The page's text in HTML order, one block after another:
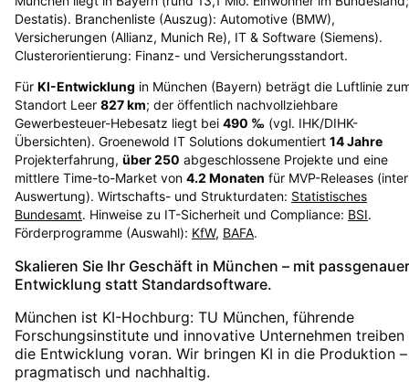
Destatis). Branchenliste (Auszug): Automotive (BMW),
Versicherungen (Allianz, Munich Re), IT & Software (Siemens).
Clusterorientierung: Finanz- und Versicherungsstandort.
Für KI-Entwicklung in München (Bayern) beträgt die Luftlinie
Standort Leer 827km; der öffentlich nachvollziehbare
Gewerbesteuer-Hebesatz liegt bei 490 ‰ (vgl. IHK/DIHK-
Übersichten). Groenewold IT Solutions dokumentiert 14Jahre
Projekterfahrung, über250 abgeschlossene Projekte und eine
mittlere Time-to-Market von 4.2 Monaten für MVP-Releases
Auswertung). Wirtschafts- und Strukturdaten: Statistisches
Bundesamt. Hinweise zu IT-Sicherheit und Compliance: BSI.
Förderprogramme (Auswahl): KfW, BAFA.
Skalieren Sie Ihr Geschäft in München – mit passgenauer
Entwicklung statt Standardsoftware.
München ist KI-Hochburg: TU München, führende
Forschungsinstitute und innovative Unternehmen treiben
die Entwicklung voran. Wir bringen KI in die Produktion –
pragmatisch und nachhaltig.